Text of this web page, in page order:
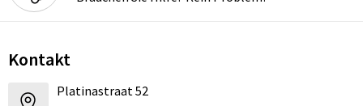
Kontakt
Platinastraat 52